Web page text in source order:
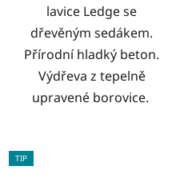
lavice Ledge se
dřevěným sedákem.
Přírodní hladký beton.
Výdřeva z tepelně
upravené borovice.
TIP